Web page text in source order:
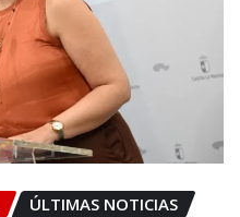
ÚLTIMAS NOTICIAS